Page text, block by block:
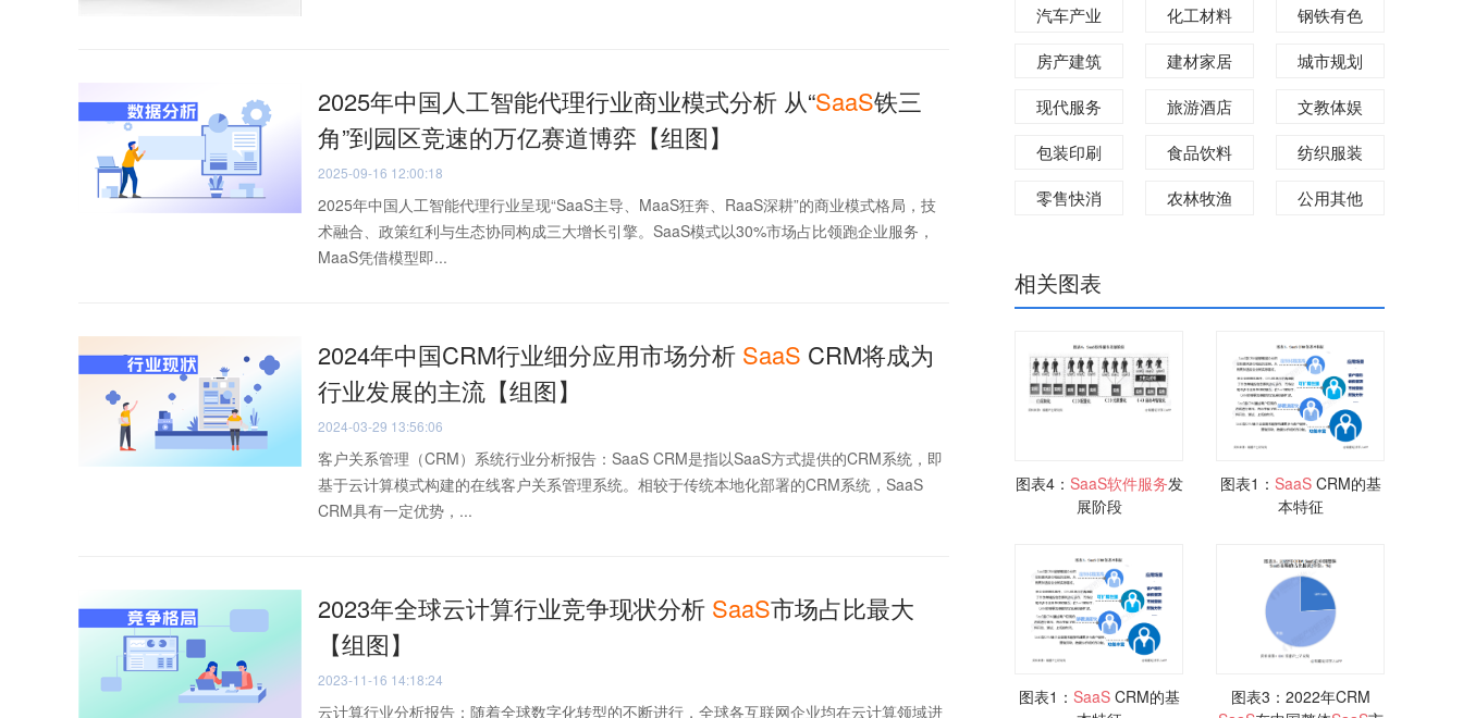
2025年中国人工智能代理行业商业模式分析 从“SaaS铁三
角”到园区竞速的万亿赛道博弈【组图】
2025-09-16 12:00:18
2025年中国人工智能代理行业呈现“SaaS主导、MaaS狂奔、RaaS深耕”的商业模式格局，技
术融合、政策红利与生态协同构成三大增长引擎。SaaS模式以30%市场占比领跑企业服务，
MaaS凭借模型即...
2024年中国CRM行业细分应用市场分析 SaaS CRM将成为
行业发展的主流【组图】
2024-03-29 13:56:06
客户关系管理（CRM）系统行业分析报告：SaaS CRM是指以SaaS方式提供的CRM系统，即
基于云计算模式构建的在线客户关系管理系统。相较于传统本地化部署的CRM系统，SaaS
CRM具有一定优势，...
2023年全球云计算行业竞争现状分析 SaaS市场占比最大
【组图】
2023-11-16 14:18:24
云计算行业分析报告：随着全球数字化转型的不断进行，全球各互联网企业均在云计算领域进
汽车产业
化工材料
钢铁有色
房产建筑
建材家居
城市规划
现代服务
旅游酒店
文教体娱
包装印刷
食品饮料
纺织服装
零售快消
农林牧渔 公用其他
相关图表
图表4： SaaS软件服务发
展阶段
图表1： SaaSCRM的基
本特征
图表1： SaaSCRM的基
图表3：2022年CRM